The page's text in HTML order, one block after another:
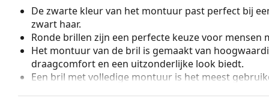
De zwarte kleur van het montuur past perfect bij
zwart haar.
Ronde brillen zijn een perfecte keuze voor mensen
Het montuur van de bril is gemaakt van
draagcomfort en een uitzonderlijke look biedt.
Een bril met volledige montuur is het meest